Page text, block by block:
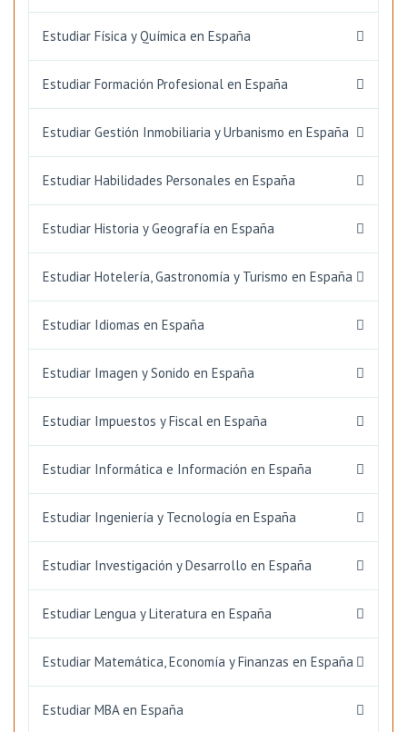
Estudiar Física y Química en España
Estudiar Formación Profesional en España
Estudiar Gestión Inmobiliaria y Urbanismo en España
Estudiar Habilidades Personales en España
Estudiar Historia y Geografía en España
Estudiar Hotelería, Gastronomía y Turismo en España
Estudiar Idiomas en España
Estudiar Imagen y Sonido en España
Estudiar Impuestos y Fiscal en España
Estudiar Informática e Información en España
Estudiar Ingeniería y Tecnología en España
Estudiar Investigación y Desarrollo en España
Estudiar Lengua y Literatura en España
Estudiar Matemática, Economía y Finanzas en España
Estudiar MBA en España